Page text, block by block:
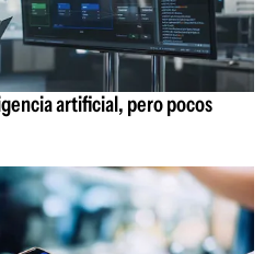
artificial, pero pocos